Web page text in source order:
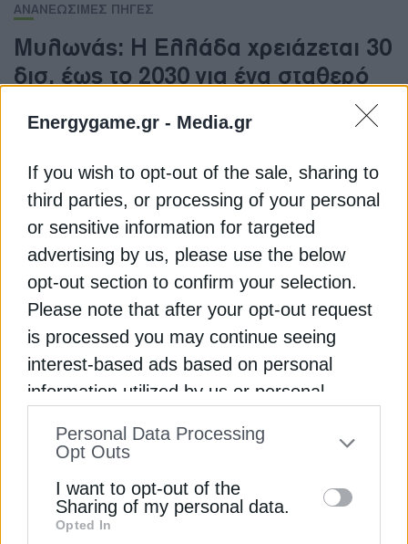
Energygame.gr - Media.gr
If you wish to opt-out of the sale, sharing to
third parties, or processing of your personal
or sensitive information for targeted
advertising by us, please use the below
opt-out section to confirm your selection.
Please note that after your opt-out request
is processed you may continue seeing
interest-based ads based on personal
information utilized by us or personal
to your opt-out. You may separately opt-out
information by third parties on the IAB’s list
of downstream participants. This
Personal Data Processing
Opt Outs
I want to opt-out of the
Sharing of my personal data.
Opted In
ΑΝΑΝΕΩΣΙΜΕΣ ΠΗΓΕΣ
Μυλωνάς: H Ελλάδα χρειάζεται 30
δισ. έως το 2030 για ένα σταθερό
Επενδύσεις ύψους €30 δισ. μπορούν να
μετατρέψουν την άνοδο των ΑΠΕ σε ευσταθές
σύστημα ενέργειας ως το 2030, τόνισε ο Παύλος
Μυλωνάς
Από Newsroom 8 Σεπτεμβρίου 2025